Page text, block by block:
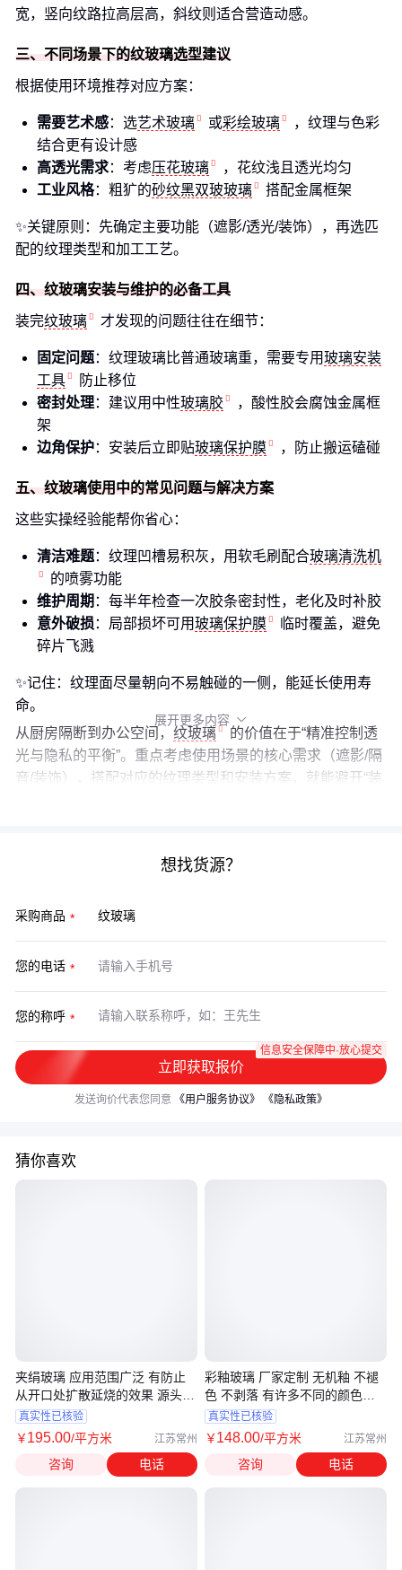
宽，竖向纹路拉高层高，斜纹则适合营造动感。
三、不同场景下的纹玻璃选型建议
根据使用环境推荐对应方案：
需要艺术感：选艺术玻璃 或彩绘玻璃
，纹理与色彩
结合更有设计感
高透光需求：考虑压花玻璃
，花纹浅且透光均匀
工业风格：粗犷的砂纹黑双玻玻璃 搭配金属框架
✨关键原则：先确定主要功能（遮影/透光/装饰），再选匹
配的纹理类型和加工工艺。
四、纹玻璃安装与维护的必备工具
装完纹玻璃 才发现的问题往往在细节：
固定问题：纹理玻璃比普通玻璃重，需要专用玻璃安装
工具
防止移位
密封处理：建议用中性玻璃胶
，酸性胶会腐蚀金属框
架
边角保护：安装后立即贴玻璃保护膜 ，防止搬运磕碰
五、纹玻璃使用中的常见问题与解决方案
这些实操经验能帮你省心：
清洁难题：纹理凹槽易积灰，用软毛刷配合玻璃清洗机
的喷雾功能
维护周期 ：每半年检查一次胶条密封性，老化及时补胶
意外破损 ：局部损坏可用玻璃保护膜
临时覆盖，避免
碎片飞溅
✨记住：纹理面尽量朝向不易触碰的一侧，能延长使用寿
命。
从厨房隔断到办公空间， 纹玻璃
的价值在于“精准控制透
光与隐私的平衡”。重点考虑使用场景的核心需求（遮影/隔
音/装饰），搭配对应的纹理类型和安装方案，就能避开“装
展开更多内容 
想找货源？
采购商品
您的电话
您的称呼
立即获取报价
信息安全保障中·放心提交
发送询价代表您同意 《用户服务协议》 《隐私政策》
猜你喜欢
夹绢玻璃 应用范围广泛 有防止
从开口处扩散延烧的效果 源头厂
家
真实性已核验
￥195.00/平方米 江苏常州
咨询 电话
彩釉玻璃 厂家定制 无机釉 不褪
色 不剥落 有许多不同的颜色和
花纹
真实性已核验
￥148.00/平方米 江苏常州
咨询 电话